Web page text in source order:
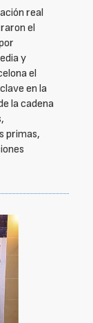
real
el
y
el
en la
la cadena
primas,